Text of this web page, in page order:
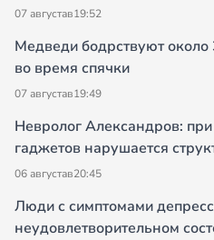
07 августав19:52
Медведи бодрствуют
во время спячки
07 августав19:49
Невролог Александров:
гаджетов нарушается
06 августав20:45
Люди с симптомами
неудовлетворительном